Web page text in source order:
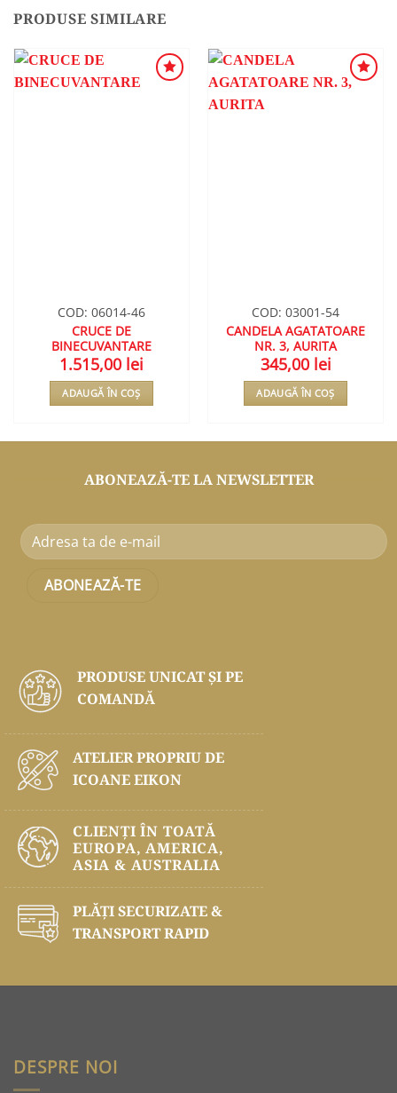
PRODUSE SIMILARE
COD: 06014-46
CRUCE DE
BINECUVANTARE
1.515,00 lei
ADAUGĂ ÎN COȘ
ADAUGA
COD: 03001-54
CANDELA AGATATOARE
NR. 3, AURITA
345,00 lei
ADAUGĂ ÎN COȘ
ABONEAZĂ-TE LA NEWSLETTER
PRODUSE UNICAT ŞI PE
COMANDĂ
ATELIER PROPRIU DE
ICOANE EIKON
CLIENȚI ÎN TOATĂ
EUROPA, AMERICA,
ASIA & AUSTRALIA
PLĂŢI SECURIZATE &
TRANSPORT RAPID
DESPRE NOI